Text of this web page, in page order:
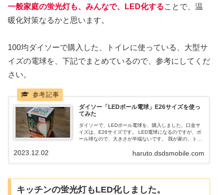
一般家庭の蛍光灯も、みんなで、LED化することで、温
暖化対策なるかと思います。
100均ダイソーで購入した、トイレに使っている、大型サ
イズの電球を、下記でまとめているので、参考にしてくだ
さい。
ダイソー「LEDボール電球」E26サイズを使っ
てみた
ダイソーで、LEDボール電球を、購入しました。口金サ
イズは、E26サイズです。 LED電球になるのですが、ボ
ール球なので、大きさが半端ないです。 我が家の、トイ
で、LED電球に変えても、LEDボール電球を選びまし
haruto.dsdsmobile.com
2023.12.02
キッチンの蛍光灯もLED化しました。